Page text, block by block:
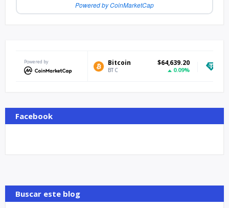
Powered by CoinMarketCap
Powered by Bitcoin $64,639.20 Tether
Facebook
Buscar este blog